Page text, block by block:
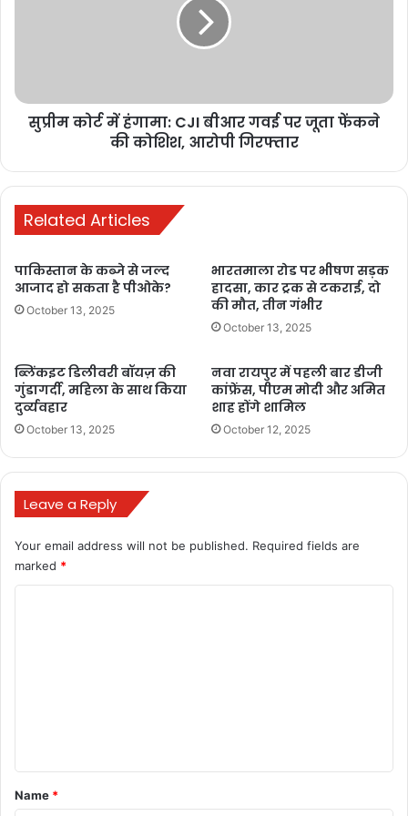
Buland Hindustan
ईवीएम रंगीन फोटो छठ महापर्व
बिहार पोलिंग बूथ व्यवस्था बिहार में मतदान व्यवस्था
बिहार विधानसभा चुनाव बिहार वोटर सुविधा
मुख्य चुनाव आयुक्त ज्ञानेश कुमार लोकतंत्र का महापर्व
वैशाली लोकतंत्र वोटर मोबाइल फोन
सुप्रीम कोर्ट में हंगामा: CJI बीआर गवई पर जूता फेंकने
की कोशिश, आरोपी गिरफ्तार
Related Articles
पाकिस्तान के कब्जे से जल्द
आजाद हो सकता है पीओके?
October 13, 2025
भारतमाला रोड पर भीषण सड़क
हादसा, कार ट्रक से टकराई, दो
की मौत, तीन गंभीर
October 13, 2025
ब्लिंकइट डिलीवरी बॉयज़ की
गुंडागर्दी, महिला के साथ किया
दुर्व्यवहार
October 13, 2025
नवा रायपुर में पहली बार डीजी
कांफ्रेंस, पीएम मोदी और अमित
शाह होंगे शामिल
October 12, 2025
Leave a Reply
Your email address will not be published. Required fields are
marked *
*
Name *